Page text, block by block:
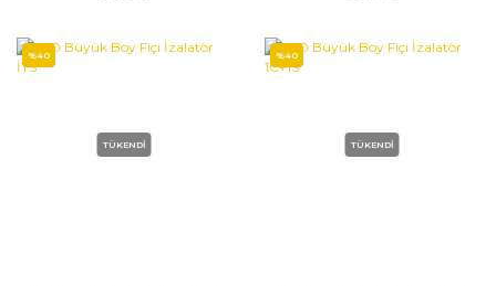
%40
TÜKENDİ
%40
TÜKENDİ